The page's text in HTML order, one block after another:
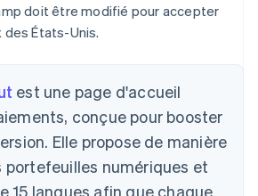
doit être modifié pour accepter
États-Unis.
est une page d'accueil
conçue pour booster
Elle propose de manière
portefeuilles numériques et
15 langues afin que chaque